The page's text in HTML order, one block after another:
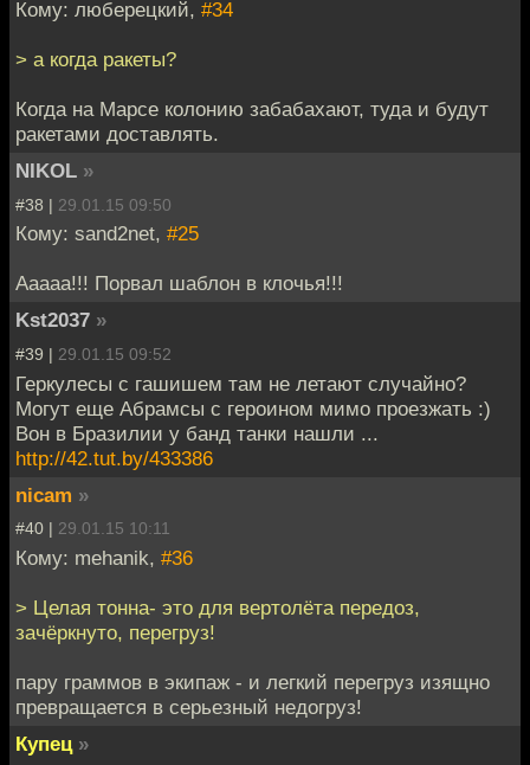
Кому: люберецкий, #34
> а когда ракеты?
Когда на Марсе колонию забабахают, туда и будут
ракетами доставлять.
NIKOL »
#38 | 29.01.15 09:50
Кому: sand2net, #25
Ааааа!!! Порвал шаблон в клочья!!!
Kst2037 »
#39 | 29.01.15 09:52
Геркулесы с гашишем там не летают случайно?
Могут еще Абрамсы с героином мимо проезжать :)
Вон в Бразилии у банд танки нашли ...
http://42.tut.by/433386
nicam »
#40 | 29.01.15 10:11
Кому: mehanik, #36
> Целая тонна- это для вертолёта передоз,
зачёркнуто, перегруз!
пару граммов в экипаж - и легкий перегруз изящно
превращается в серьезный недогруз!
Купец »